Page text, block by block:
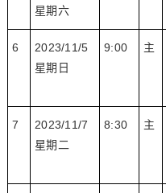
星期六
6
2023/11/5
星期日
9:00 主
7
2023/11/7
星期二
8:30 主